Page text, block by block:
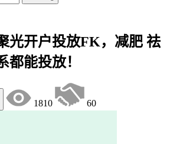
光开户投放FK，减肥 祛
都能投放！
1810 60